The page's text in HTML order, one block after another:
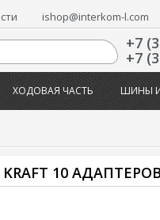
ishop@interkom-l.com
+7
+7
ХОДОВАЯ ЧАСТЬ ШИНЫ
10 АДАПТЕРОВ